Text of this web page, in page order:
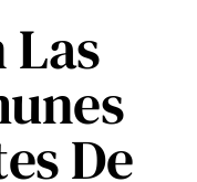
Las
De